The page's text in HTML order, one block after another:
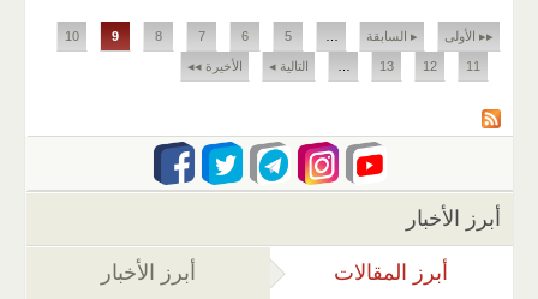
الصفحات
▸▸ الأولى ▸ السابقة 5
6
7
8
9
10
11
12
13 التالية ◂ الأخيرة ◂◂
أبرز الأخبار
أبرز المقالات (علامة التبويب النشطة)
أبرز الأخبار